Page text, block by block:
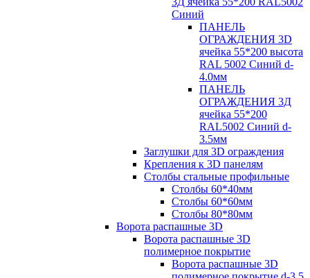
Синий
ПАНЕЛЬ
ОГРАЖДЕНИЯ 3D
ячейка 55*200 высота
RAL 5002 Синий d-
4.0мм
ПАНЕЛЬ
ОГРАЖДЕНИЯ 3Д
ячейка 55*200
RAL5002 Синий d-
3.5мм
Заглушки для 3D ограждения
Крепления к 3D панелям
Столбы стальные профильные
Столбы 60*40мм
Столбы 60*60мм
Столбы 80*80мм
Ворота распашные 3D
Ворота распашные 3D
полимерное покрытие
Ворота распашные 3D